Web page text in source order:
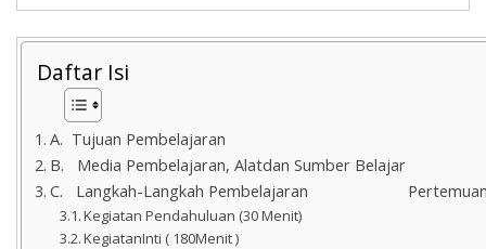
Daftar Isi
A. Tujuan Pembelajaran
B. Media Pembelajaran, Alatdan Sumber Belajar
C. Langkah-Langkah Pembelajaran
Kegiatan Pendahuluan (30 Menit)
KegiatanInti ( 180Menit )